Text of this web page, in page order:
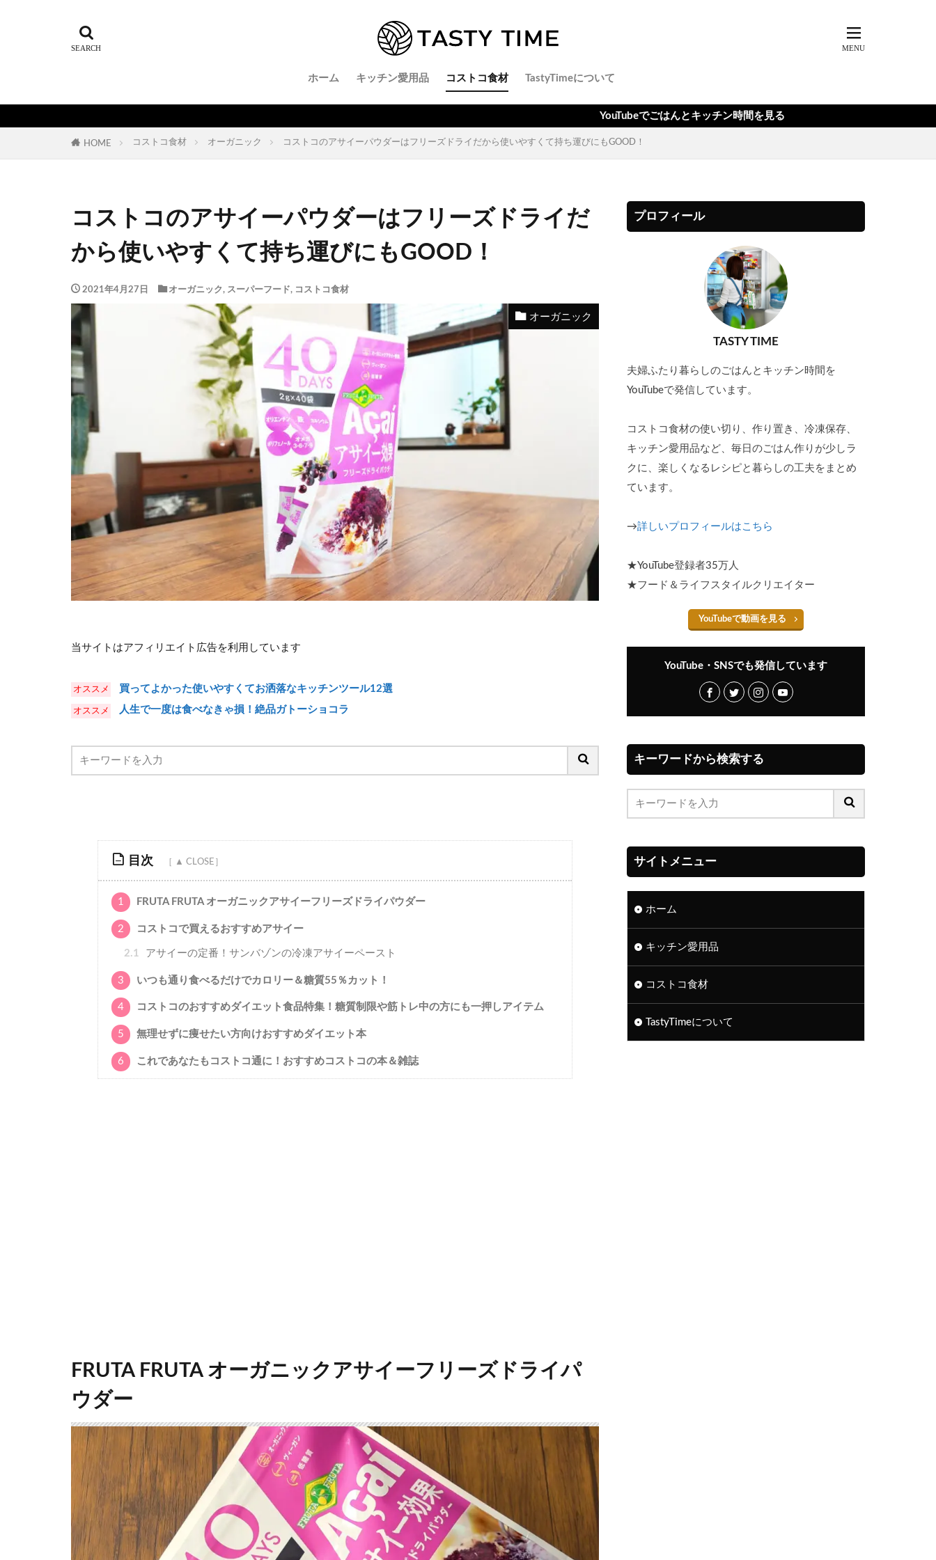
ホーム キッチン愛用品 コストコ食材 TastyTimeについて
YouTubeでごはんとキッチン時間を見る
HOME コストコ食材 オーガニック コストコのアサイーパウダーはフリーズドライだから使いやすくて持ち運びにもGOOD！
コストコのアサイーパウダーはフリーズドライだ
から使いやすくて持ち運びにもGOOD！
2021年4月27日 オーガニック, スーパーフード, コストコ食材
オーガニック
当サイトはアフィリエイト広告を利用しています
買ってよかった使いやすくてお洒落なキッチンツール12選
人生で一度は食べなきゃ損！絶品ガトーショコラ
目次
1 FRUTA FRUTA オーガニックアサイーフリーズドライパウダー
2 コストコで買えるおすすめアサイー
2.1 アサイーの定番！サンバゾンの冷凍アサイーペースト
3 いつも通り食べるだけでカロリー＆糖質55％カット！
4 コストコのおすすめダイエット食品特集！糖質制限や筋トレ中の方にも一押しアイテム
5 無理せずに痩せたい方向けおすすめダイエット本
6 これであなたもコストコ通に！おすすめコストコの本＆雑誌
FRUTA FRUTA オーガニックアサイーフリーズドライパ
ウダー
プロフィール
TASTY TIME
夫婦ふたり暮らしのごはんとキッチン時間を
YouTubeで発信しています。
コストコ食材の使い切り、作り置き、冷凍保存、
キッチン愛用品など、毎日のごはん作りが少しラ
クに、楽しくなるレシピと暮らしの工夫をまとめ
ています。
→詳しいプロフィールはこちら
★YouTube登録者35万人
★フード＆ライフスタイルクリエイター
YouTubeで動画を見る
YouTube・SNSでも発信しています
キーワードから検索する
サイトメニュー
ホーム
キッチン愛用品
コストコ食材
TastyTimeについて